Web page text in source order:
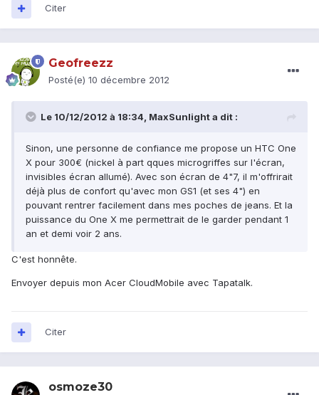
Citer
Geofreezz
Posté(e) 10 décembre 2012
Le 10/12/2012 à 18:34, MaxSunlight a dit :
Sinon, une personne de confiance me propose un HTC One
X pour 300€ (nickel à part qques microgriffes sur l'écran,
invisibles écran allumé). Avec son écran de 4"7, il m'offrirait
déjà plus de confort qu'avec mon GS1 (et ses 4") en
pouvant rentrer facilement dans mes poches de jeans. Et la
puissance du One X me permettrait de le garder pendant 1
an et demi voir 2 ans.
C'est honnête.
Envoyer depuis mon Acer CloudMobile avec Tapatalk.
Citer
osmoze30